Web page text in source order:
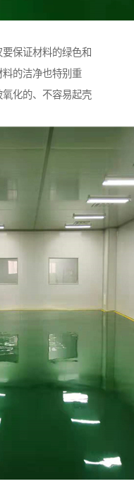
保证材料的绿色和
的洁净也特别重
化的、不容易起壳